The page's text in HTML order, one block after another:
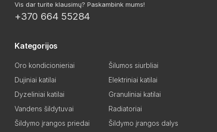
Vis dar turite klausimų? Paskambink mums!
+370 664 55284
Kategorijos
Oro kondicionieriai
Šilumos siurbliai
Dujiniai katilai
Elektriniai katilai
Dyzeliniai katilai
Granuliniai katilai
Vandens šildytuvai
Radiatoriai
Šildymo įrangos priedai
Šildymo įrangos dalys